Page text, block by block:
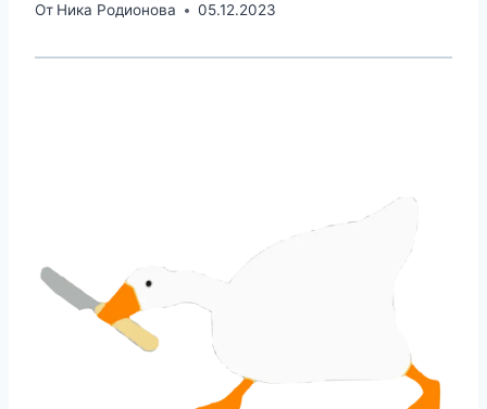
От Ника Родионова 05.12.2023